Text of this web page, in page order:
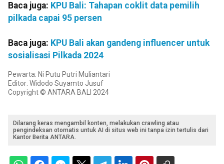
Baca juga: KPU Bali: Tahapan coklit data pemilih
pilkada capai 95 persen
Baca juga: KPU Bali akan gandeng influencer untuk
sosialisasi Pilkada 2024
Pewarta: Ni Putu Putri Muliantari
Editor: Widodo Suyamto Jusuf
Copyright © ANTARA BALI 2024
Dilarang keras mengambil konten, melakukan crawling atau
pengindeksan otomatis untuk AI di situs web ini tanpa izin tertulis dari
Kantor Berita ANTARA.